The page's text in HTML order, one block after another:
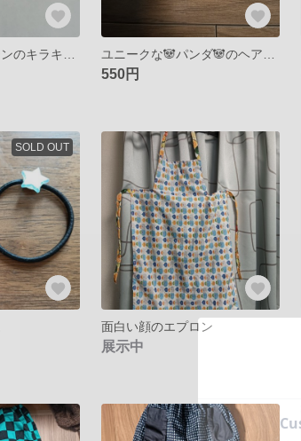
550円
SOLD OUT
面白い顔のエプロン
展示中